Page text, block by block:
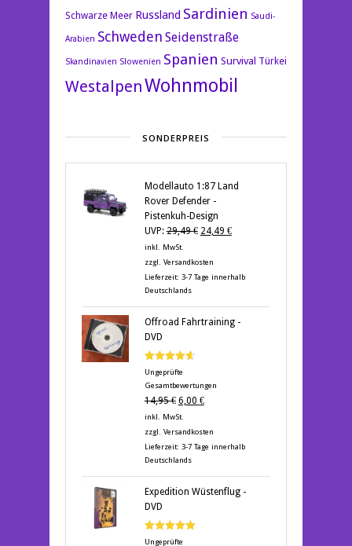
Schwarze Meer Russland Sardinien Saudi-
Arabien Schweden Seidenstraße
Skandinavien Slowenien Spanien Survival Türkei
WestalpenWohnmobil
SONDERPREIS
Modellauto 1:87 Land
Rover Defender -
Pistenkuh-Design
UVP: 29,49€ Ursprünglicher
war:
29,49 €
24,49 €Aktueller
24,49 €.
inkl. MwSt.
zzgl. Versandkosten
Lieferzeit: 3-7 Tage innerhalb
Deutschlands
Offroad Fahrtraining -
DVD
Bewertet
mit 4.60
von 5
Ungeprüfte
Gesamtbewertungen
14,95€ Ursprünglicher
Preis
war:
14,95 €
6,00 €Aktueller
ist:
6,00 €.
inkl. MwSt.
zzgl. Versandkosten
Lieferzeit: 3-7 Tage innerhalb
Deutschlands
Expedition Wüstenflug -
DVD
Bewertet mit
Ungeprüfte